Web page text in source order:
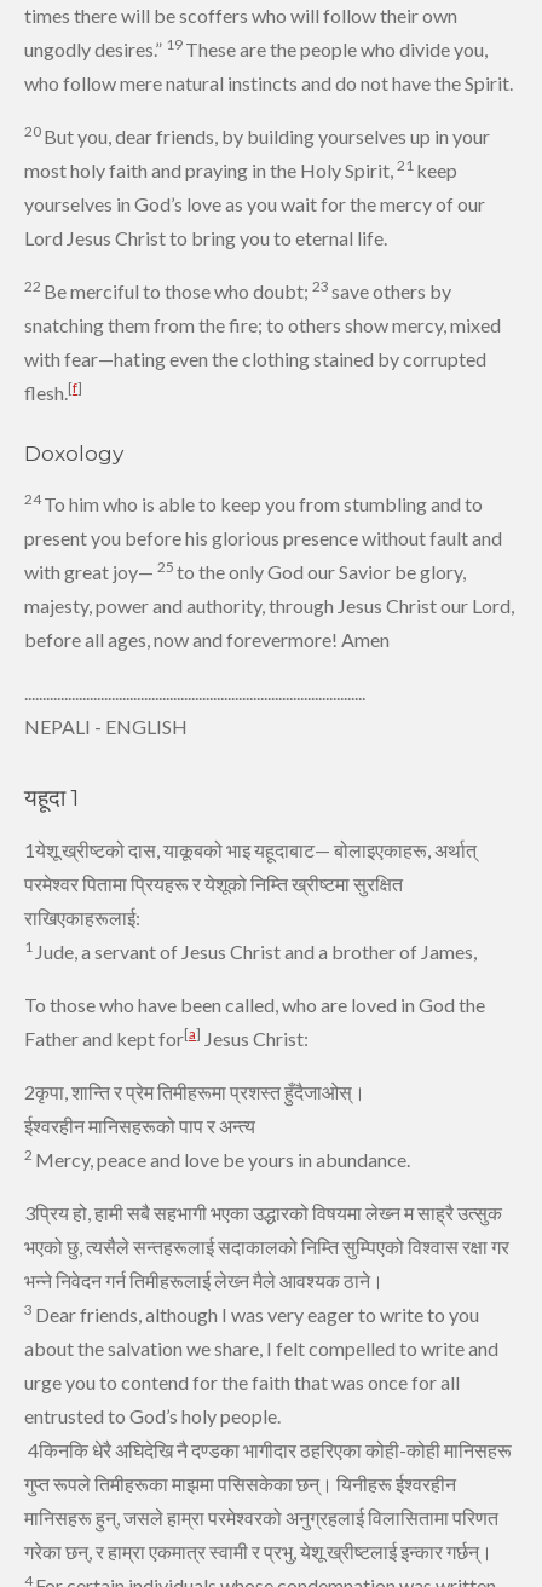
times there will be scoffers who will follow their own
ungodly desires.” 19 These are the people who divide you,
who follow mere natural instincts and do not have the Spirit.
20 But you, dear friends, by building yourselves up in your
most holy faith and praying in the Holy Spirit, 21 keep
yourselves in God’s love as you waitfor the mercy of our
Lord Jesus Christ to bring you to eternal life.
22 Be merciful to those who doubt; 23 save others by
snatching them from the fire; to others show mercy, mixed
with fear—hating even the clothing stained by corrupted
flesh.[f]
Doxology
24To him who is ableto keep you from stumbling and to
present you before his glorious presencewithout faultand
with great joy— 25 to the only God our Savior be glory,
majesty, power and authority, through Jesus Christ our Lord,
before all ages, now and forevermore! Amen
..............................................................................................
NEPALI - ENGLISH
यहूदा 1
1येशू ख्रीष्‍टको दास, याकूबको भाइ यहूदाबाट— बोलाइएकाहरू, अर्थात्‌
परमेश्‍वर पितामा प्रियहरू र येशूको निम्‍ति ख्रीष्‍टमा सुरक्षित
राखिएकाहरूलाई:
1 Jude,a servant of Jesus Christand a brother of James,
To those who have been called,who are loved in God the
Father and kept for[a] Jesus Christ:
2कृपा, शान्‍ति र प्रेम तिमीहरूमा प्रशस्‍त हुँदैजाओस्‌।
ईश्‍वरहीन मानिसहरूको पाप र अन्‍त्‍य
2 Mercy, peaceand love be yours in abundance.
3प्रिय हो, हामी सबै सहभागी भएका उद्धारको विषयमा लेख्‍न म साह्रै उत्‍सुक
भएको छु, त्‍यसैले सन्‍तहरूलाई सदाकालको निम्‍ति सुम्‍पिएको विश्‍वास रक्षा गर
भन्‍ने निवेदन गर्न तिमीहरूलाई लेख्‍न मैले आवश्‍यक ठाने।
3 Dear friends,although I was very eager to write to you
about the salvation we share, I felt compelled to write and
urge you to contend for the faith that was once for all
entrusted to God’s holy people.
4किनकि धेरै अघिदेखि नै दण्‍डका भागीदार ठहरिएका कोही-कोही मानिसहरू
गुप्‍त रूपले तिमीहरूका माझमा पसिसकेका छन्‌। यिनीहरू ईश्‍वरहीन
मानिसहरू हुन्, जसले हाम्रा परमेश्‍वरको अनुग्रहलाई विलासितामा परिणत
गरेका छन्, र हाम्रा एकमात्र स्‍वामी र प्रभु, येशू ख्रीष्‍टलाई इन्‍कार गर्छन्‌।
4